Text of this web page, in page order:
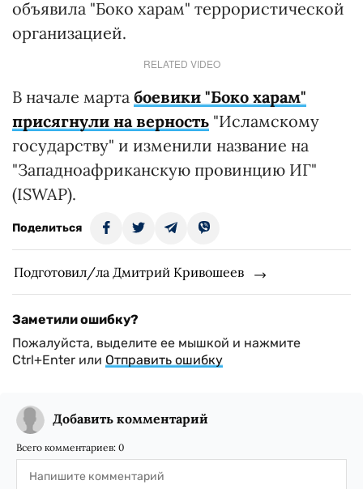
объявила "Боко харам" террористической
организацией.
RELATED VIDEO
В начале марта боевики "Боко харам"
присягнули на верность "Исламскому
государству" и изменили название на
"Западноафриканскую провинцию ИГ"
(ISWAP).
Поделиться
Подготовил/ла Дмитрий Кривошеев
Заметили ошибку?
Пожалуйста, выделите ее мышкой и нажмите
Ctrl+Enter или Отправить ошибку
Добавить комментарий
Всего комментариев: 0